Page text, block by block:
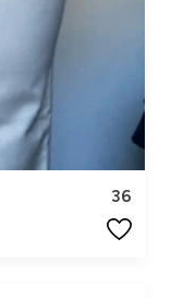
36